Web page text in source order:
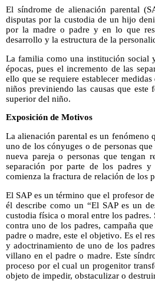
El síndrome de alienación parental
disputas por la custodia de un hijo
por la madre o padre y en lo que
desarrollo y la estructura de la
La familia como una institución social
épocas, pues el incremento de las
ello que se requiere establecer
niños previniendo las causas que este
superior del niño.
Exposición de Motivos
La alienación parental es un fenómeno
uno de los cónyuges o de personas
nueva pareja o personas que tengan
separación por parte de los padres
comienza la fractura de relación de los
El SAP es un término que el profesor
él describe como un “El SAP es un
custodia física o moral entre los
contra uno de los padres, campaña
padre o madre, este el objetivo. Es el
y adoctrinamiento de uno de los
villano en el padre o madre. Este
proceso por el cual un progenitor
objeto de impedir, obstaculizar o